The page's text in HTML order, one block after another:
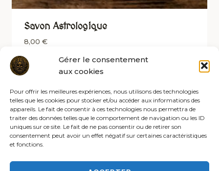
Gérer le consentement
aux cookies
Pour offrir les meilleures expériences, nous utilisons des technologies
telles que les cookies pour stocker et/ou accéder aux informations des
appareils. Le fait de consentir à ces technologies nous permettra de
traiter des données telles que le comportement de navigation ou les ID
uniques sur ce site. Le fait de ne pas consentir ou de retirer son
consentement peut avoir un effet négatif sur certaines caractéristiques
et fonctions.
Savon Astrologique
8,00 €